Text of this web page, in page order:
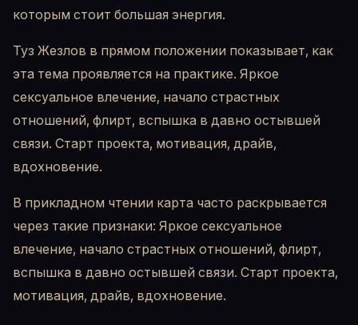
которым стоит большая энергия.
Туз Жезлов в прямом положении показывает, как
эта тема проявляется на практике. Яркое
сексуальное влечение, начало страстных
отношений, флирт, вспышка в давно остывшей
связи. Старт проекта, мотивация, драйв,
вдохновение.
В прикладном чтении карта часто раскрывается
через такие признаки: Яркое сексуальное
влечение, начало страстных отношений, флирт,
вспышка в давно остывшей связи. Старт проекта,
мотивация, драйв, вдохновение.